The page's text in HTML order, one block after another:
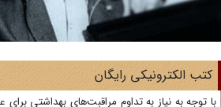
الکترونیکی رایگان